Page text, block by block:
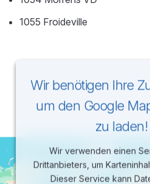
1055 Froideville
Wir benötigen Ihre
um den Google
zu laden!
Wir verwenden einen
Drittanbieters, um
Dieser Service kann